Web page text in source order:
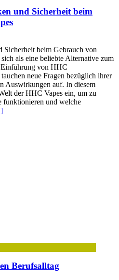
und Sicherheit beim
Sicherheit beim Gebrauch von
als eine beliebte Alternative zum
von HHC
neue Fragen bezüglich ihrer
Auswirkungen auf. In diesem
der HHC Vapes ein, um zu
funktionieren und welche
Berufsalltag